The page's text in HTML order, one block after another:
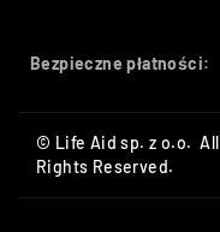
Bezpieczne płatności:
© Life Aid sp. z o.o. All
Rights Reserved.